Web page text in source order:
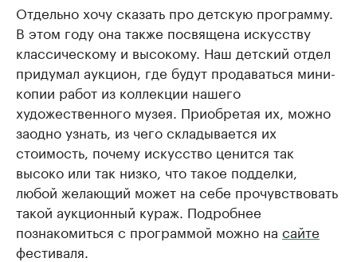
Отдельно хочу сказать про детскую программу.
В этом году она также посвящена искусству
классическому и высокому. Наш детский отдел
придумал аукцион, где будут продаваться мини-
копии работ из коллекции нашего
художественного музея. Приобретая их, можно
заодно узнать, из чего складывается их
стоимость, почему искусство ценится так
высоко или так низко, что такое подделки,
любой желающий может на себе прочувствовать
такой аукционный кураж. Подробнее
познакомиться с программой можно на сайте
фестиваля.